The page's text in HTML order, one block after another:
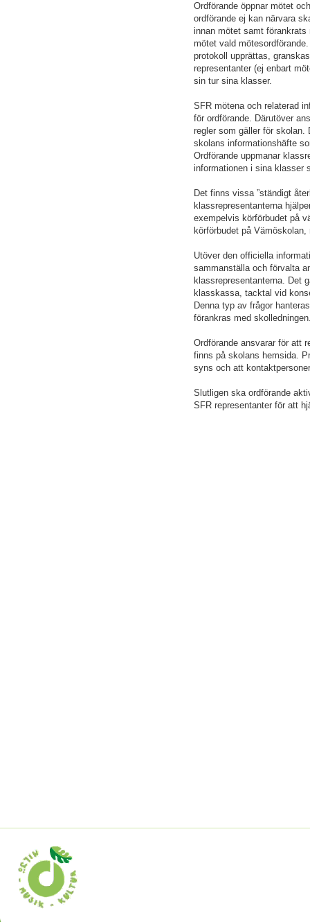
Ordförande öppnar mötet
ordförande ej kan närvara
innan mötet samt
mötet vald
protokoll upprättas,
representanter (ej enbart
sin tur sina klasser.
SFR mötena och relaterad
för ordförande. Därutöver
regler som gäller för skolan.
skolans informationshäfte
Ordförande uppmanar
informationen i sina klasser
Det finns vissa ”ständigt
klassrepresentanterna
exempelvis körförbudet på
körförbudet på
Utöver den officiella
sammanställa och förvalta
klassrepresentanterna. Det
klasskassa, tacktal vid
Denna typ av frågor
förankras med
Ordförande ansvarar för att
finns på skolans hemsida.
syns och att
Slutligen ska ordförande
SFR representanter för att